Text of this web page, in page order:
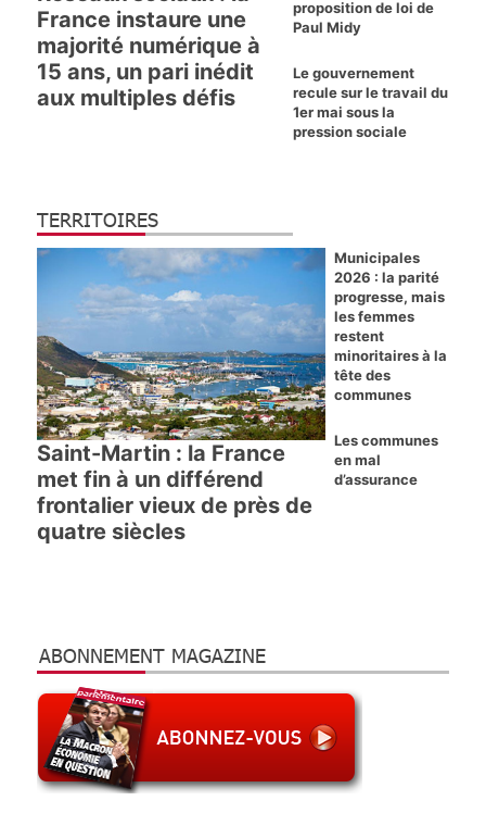
France instaure une
majorité numérique à
15 ans, un pari inédit
aux multiples défis
proposition de loi de
Paul Midy
Le gouvernement
recule sur le travail du
1er mai sous la
pression sociale
TERRITOIRES
Saint-Martin : la France
met fin à un différend
frontalier vieux de près de
quatre siècles
Municipales
2026 : la parité
progresse, mais
les femmes
restent
minoritaires à la
tête des
communes
Les communes
en mal
d’assurance
ABONNEMENT MAGAZINE